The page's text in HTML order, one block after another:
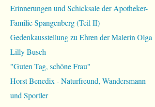
Erinnerungen und Schicksale der Apotheker-
Familie Spangenberg (Teil II)
Gedenkausstellung zu Ehren der Malerin Olga
Lilly Busch
"Guten Tag, schöne Frau"
Horst Benedix - Naturfreund, Wandersmann
und Sportler